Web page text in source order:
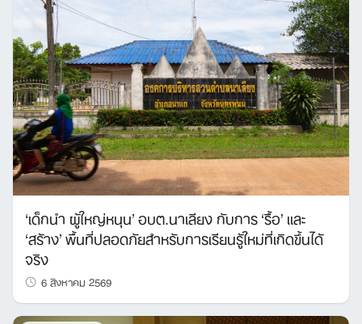
‘เด็กนำ ผู้ใหญ่หนุน’ อบต.นาเลียง กับการ ‘รื้อ’ และ
‘สร้าง’ พื้นที่ปลอดภัยสำหรับการเรียนรู้ใหม่ที่เกิดขึ้นได้
จริง
6 สิงหาคม 2569